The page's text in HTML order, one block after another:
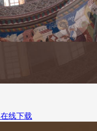
在线下载